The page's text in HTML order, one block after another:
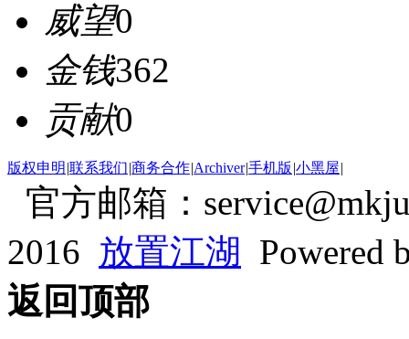
威望0
金钱362
贡献0
版权申明 |联系我们|商务合作|Archiver|手机版 |小黑屋|
官方邮箱：
2016 放置江湖
Powered
返回顶部